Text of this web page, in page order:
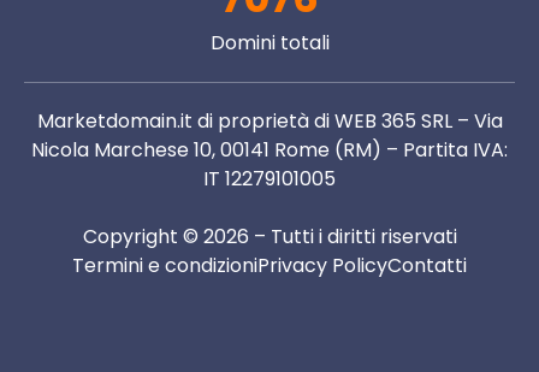
Domini totali
Marketdomain.it di proprietà di WEB 365 SRL – Via
Nicola Marchese 10, 00141 Rome (RM) – Partita IVA:
IT 12279101005
Copyright © 2026 – Tutti i diritti riservati
Termini e condizioniPrivacy PolicyContatti